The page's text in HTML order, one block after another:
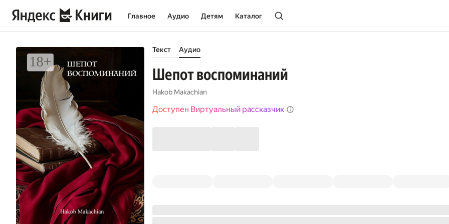
Главное Аудио Детям Каталог
Текст Аудио
Шепот воспоминаний
Hakob Makachian
Доступен Виртуальный рассказчик